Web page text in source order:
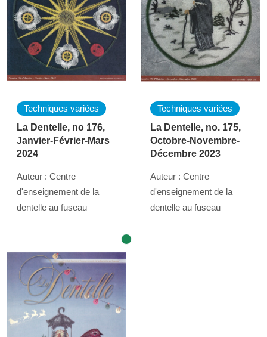
Techniques variées
La Dentelle, no 176,
Janvier-Février-Mars
2024
Auteur : Centre
d'enseignement de la
dentelle au fuseau
Techniques variées
La Dentelle, no. 175,
Octobre-Novembre-
Décembre 2023
Auteur : Centre
d'enseignement de la
dentelle au fuseau